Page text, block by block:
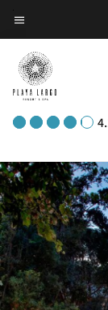
Skip
to
main
content
菜单文本